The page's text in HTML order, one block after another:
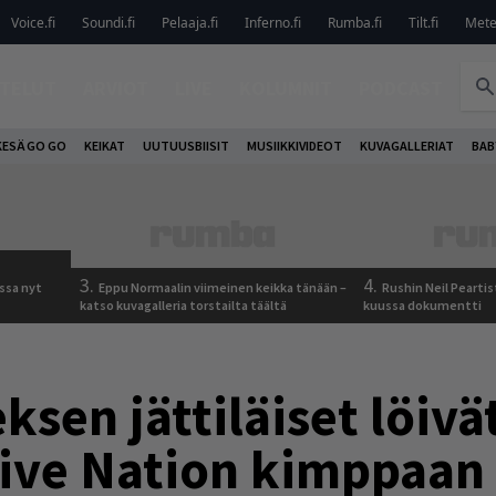
Voice.fi Soundi.fi Pelaaja.fi Inferno.fi Rumba.fi Tilt.fi
GO GO KEIKAT UUTUUSBIISIT MUSIIKKIVIDEOT KUVAGALLERIAT
nyt
3. Eppu Normaalin viimeinen keikka tänään –
katso kuvagalleria torstailta täältä
4. Rushin Neil
kuussa dokumentti
jättiläiset
Nation kimppaan